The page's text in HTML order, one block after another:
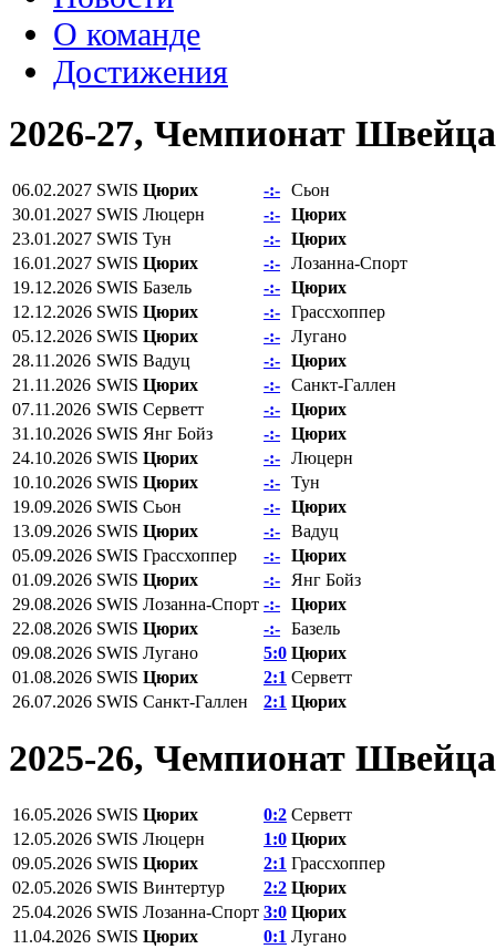
О команде
Достижения
2026-27, Чемпионат
06.02.2027 SWIS Цюрих -:- Сьон
30.01.2027 SWIS Люцерн -:- Цюрих
23.01.2027 SWIS Тун -:- Цюрих
16.01.2027 SWIS Цюрих -:- Лозанна-Спорт
19.12.2026 SWIS Базель -:- Цюрих
12.12.2026 SWIS Цюрих -:- Грассхоппер
05.12.2026 SWIS Цюрих -:- Лугано
28.11.2026 SWIS Вадуц -:- Цюрих
21.11.2026 SWIS Цюрих -:- Санкт-Галлен
07.11.2026 SWIS Серветт -:- Цюрих
31.10.2026 SWIS Янг Бойз -:- Цюрих
24.10.2026 SWIS Цюрих -:- Люцерн
10.10.2026 SWIS Цюрих -:- Тун
19.09.2026 SWIS Сьон -:- Цюрих
13.09.2026 SWIS Цюрих -:- Вадуц
05.09.2026 SWIS Грассхоппер -:- Цюрих
01.09.2026 SWIS Цюрих -:-
Янг Бойз
29.08.2026 SWIS Лозанна-Спорт -:- Цюрих
22.08.2026 SWIS Цюрих -:- Базель
09.08.2026 SWIS Лугано 5:0 Цюрих
01.08.2026 SWIS Цюрих 2:1 Серветт
26.07.2026 SWIS Санкт-Галлен 2:1 Цюрих
2025-26, Чемпионат
16.05.2026 SWIS Цюрих 0:2 Серветт
12.05.2026 SWIS Люцерн 1:0 Цюрих
09.05.2026 SWIS Цюрих 2:1 Грассхоппер
02.05.2026 SWIS Винтертур 2:2 Цюрих
25.04.2026 SWIS Лозанна-Спорт 3:0 Цюрих
11.04.2026 SWIS Цюрих 0:1 Лугано